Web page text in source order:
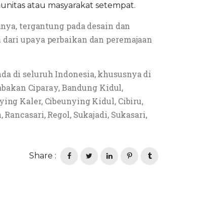
atau masyarakat setempat.
tergantung pada desain dan
upaya perbaikan dan peremajaan
di seluruh Indonesia, khususnya di
Ciparay, Bandung Kidul,
Kaler, Cibeunying Kidul, Cibiru,
Regol, Sukajadi, Sukasari,
Share :